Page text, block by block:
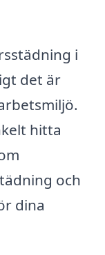
i
det är
hitta
och
dina